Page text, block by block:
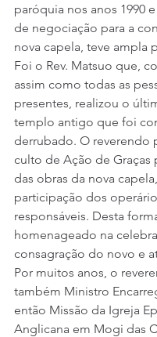
paróquia nos anos 1990
de negociação para a
nova capela, teve ampla
Foi o Rev. Matsuo que,
assim como todas as
presentes, realizou o
templo antigo que foi
derrubado. O reverendo
culto de Ação de Graças
das obras da nova
participação dos
responsáveis. Desta
homenageado na
consagração do novo e
Por muitos anos, o
também Ministro
então Missão da Igreja
Anglicana em Mogi das